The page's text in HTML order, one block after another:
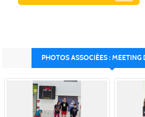
PHOTOS ASSOCIÉES : MEETING